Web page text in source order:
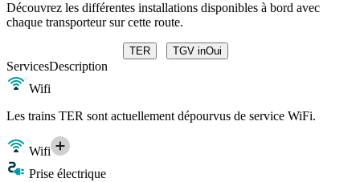
Découvrez les différentes installations disponibles à bord avec
chaque transporteur sur cette route.
TER TGV inOui
ServicesDescription
Wifi
Les trains TER sont actuellement dépourvus de service WiFi.
Wifi
Prise électrique